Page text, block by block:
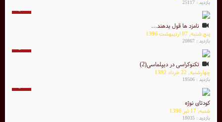
بازدید : 25117
نامزد ها قول بدهند...
پنج شنبه, 07 ارديبهشت 1396
بازدید : 20867
تکنوکراسی در دیپلماسی(2)
چهارشنبه, 22 خرداد 1392
بازدید : 19506
کودتای نوژه
شنبه, 17 تیر 1396
بازدید : 18035